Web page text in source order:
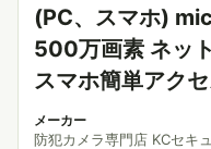
(PC、スマホ)
500万画素 ネッ
スマホ簡単アク
メーカー
防犯カメラ専門店 KCセキ